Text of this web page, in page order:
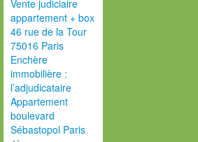
Vente judiciaire
appartement + box
46 rue de la Tour
75016 Paris
Enchère
immobilière :
l’adjudicataire
Appartement
boulevard
Sébastopol Paris